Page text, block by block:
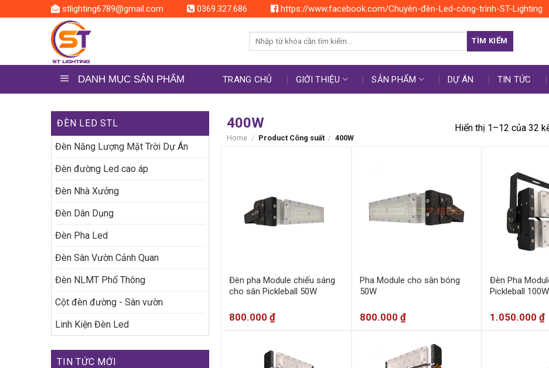
to
stlighting6789@gmail.com 0369.327.686 https://www.facebook.com/Chuyên-đèn-Led-công-trình-ST-Lighting
Search
TÌM KIẾM
DANH MỤC SẢN PHẨM TRANG CHỦ GIỚI THIỆU SẢN PHẨM DỰ ÁN TIN TỨC
ĐÈN LED STL
Đèn Năng Lượng Mặt Trời Dự Án
Đèn đường Led cao áp
Đèn Nhà Xưởng
Đèn Dân Dụng
Đèn Pha Led
Đèn Sân Vườn Cảnh Quan
Đèn NLMT Phổ Thông
Cột đèn đường - Sân vườn
Linh Kiện Đèn Led
TIN TỨC MỚI
400W
Home / Product Công suất / 400W
Hiển thị 1–12 của 32
Đèn pha Module chiếu sáng
cho sân Pickleball 50W
800.000 ₫
Pha Module cho sân bóng
50W
800.000 ₫
Đèn Pha
Pickleball 100W
1.050.000 ₫